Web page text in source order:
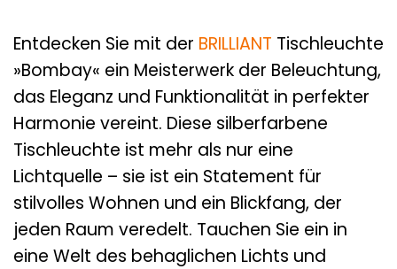
Entdecken Sie mit der BRILLIANT Tischleuchte
»Bombay« ein Meisterwerk der Beleuchtung,
das Eleganz und Funktionalität in perfekter
Harmonie vereint. Diese silberfarbene
Tischleuchte ist mehr als nur eine
Lichtquelle – sie ist ein Statement für
stilvolles Wohnen und ein Blickfang, der
jeden Raum veredelt. Tauchen Sie ein in
eine Welt des behaglichen Lichts und